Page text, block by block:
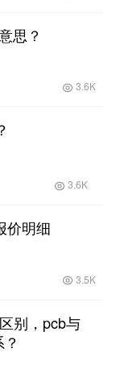
思？
3.6K
3.6K
价明细
3.5K
别，pcb与